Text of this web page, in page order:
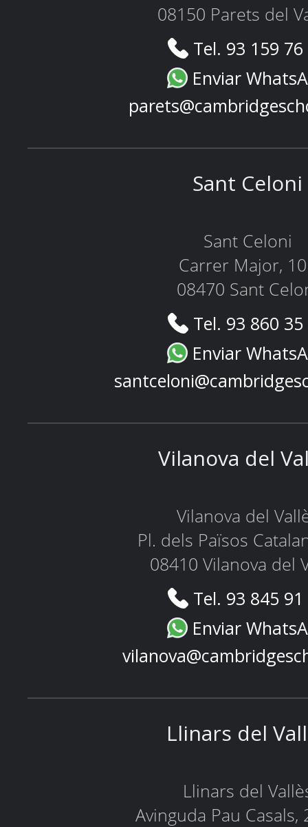
08150 Parets del
Tel. 93 159
Enviar
Sant Celoni
Sant Celoni
Carrer Major,
08470 Sant
Tel. 93 860
Enviar
Vilanova del
Vilanova del
Pl. dels Països
08410 Vilanova del
Tel. 93 845
Enviar
Llinars del
Llinars del
Avinguda Pau Casals,